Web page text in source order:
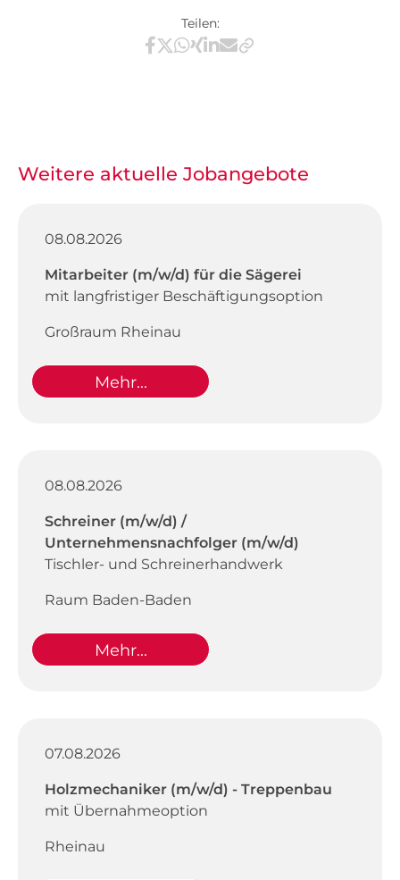
Teilen:
Teilen via Facebook
Teilen via X / Twitter
Teilen via WhatsApp
Teilen via Xing
Teilen via LinkedIn
Teilen via E-Mail
Weitere aktuelle Jobangebote
08.08.2026
Mitarbeiter (m/w/d) für die Sägerei
mit langfristiger Beschäftigungsoption
Großraum Rheinau
Mehr...
08.08.2026
Schreiner (m/w/d) /
Unternehmensnachfolger (m/w/d)
Tischler- und Schreinerhandwerk
Raum Baden-Baden
Mehr...
07.08.2026
Holzmechaniker (m/w/d) - Treppenbau
mit Übernahmeoption
Rheinau